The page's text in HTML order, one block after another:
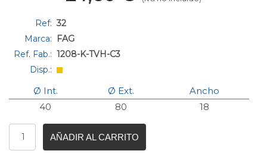
Ref:32
Marca:
FAG
Ref. Fab.: 1208-K-TVH-C3
Disp.:
Ø Int. Ø Ext.
Ancho
40
80 18
AÑADIR AL CARRITO